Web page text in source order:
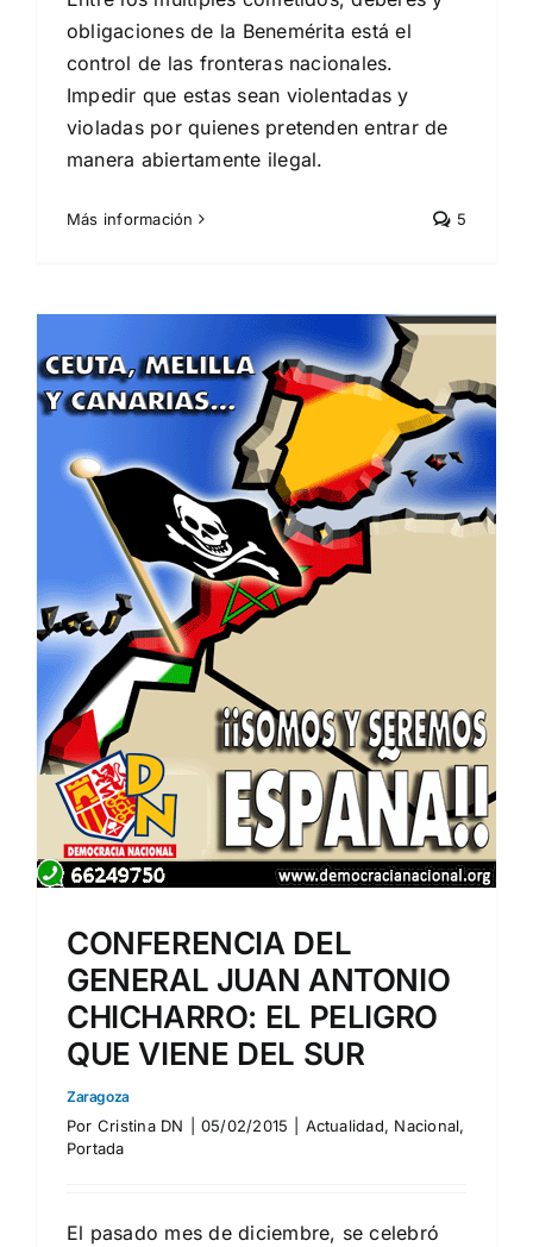
obligaciones de la Benemérita está el
control de las fronteras nacionales.
Impedir que estas sean violentadas y
violadas por quienes pretenden entrar de
manera abiertamente ilegal.
Más información 5
CONFERENCIA DEL
GENERAL JUAN ANTONIO
CHICHARRO: EL PELIGRO
QUE VIENE DEL SUR
Zaragoza
Por Cristina DN 05/02/2015 Actualidad, Nacional,
Portada
El pasado mes de diciembre, se celebró